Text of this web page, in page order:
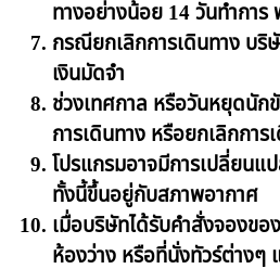
ทางอย่างน้อย 14 วันทำการ
กรณียกเลิกการเดินทาง บริ
เงินมัดจำ
ช่วงเทศกาล หรือวันหยุดนัก
การเดินทาง หรือยกเลิกการ
โปรแกรมอาจมีการเปลี่ยนแ
ทั้งนี้ขึ้นอยู่กับสภาพอากาศ
เมื่อบริษัทได้รับคำสั่งจองของ
ห้องว่าง หรือที่นั่งทัวร์ต่างๆ